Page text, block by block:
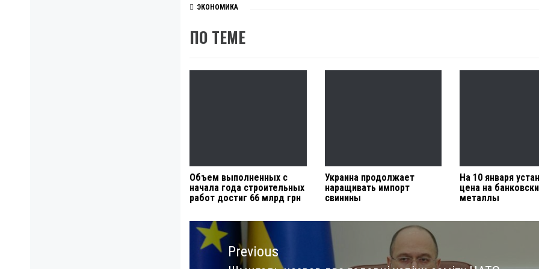
ЭКОНОМИКА
ПО ТЕМЕ
Объем выполненных с
начала года строительных
работ достиг 66 млрд грн
Украина продолжает
наращивать импорт
свинины
На 10 января
цена на
металлы
Навигация
по
записямPrevious